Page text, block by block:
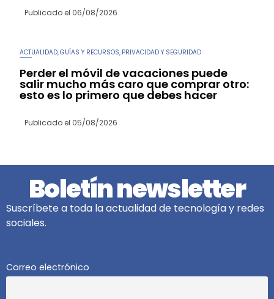
Publicado el 06/08/2026
ACTUALIDAD ,GUÍAS Y RECURSOS PRIVACIDAD Y SEGURIDAD
Perder el móvil de vacaciones puede
salir mucho más caro que comprar otro:
esto es lo primero que debes hacer
Publicado el 05/08/2026
Boletín newsletter
Suscríbete a toda la actualidad de tecnología y redes
sociales.
Correo electrónico